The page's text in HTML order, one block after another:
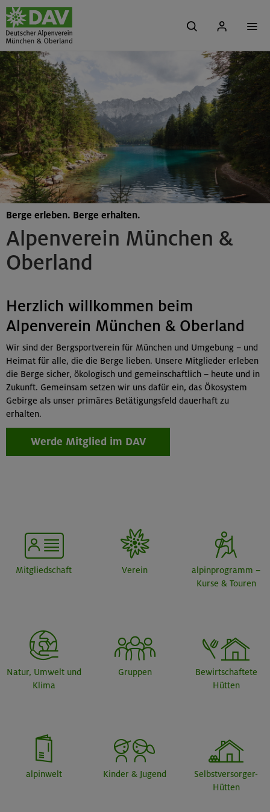
Alpenverein München &
Oberland
Berge erleben. Berge erhalten.
Herzlich willkommen beim
Alpenverein München & Oberland
Wir sind der Bergsportverein für München und Umgebung – und
Heimat für alle, die die Berge lieben. Unsere Mitglieder erleben
die Berge sicher, ökologisch und gemeinschaftlich – heute und in
Zukunft. Gemeinsam setzen wir uns dafür ein, das Ökosystem
Gebirge als unser primäres Betätigungsfeld dauerhaft zu
erhalten.
Werde Mitglied im DAV
Mitgliedschaft Verein
alpinprogramm –
Kurse & Touren
Natur, Umwelt und
Klima
Gruppen
Bewirtschaftete
Hütten
alpinwelt Kinder & Jugend
Selbstversorger-
Hütten